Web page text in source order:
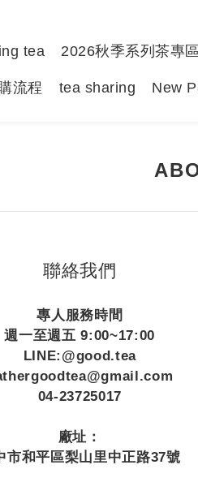
tea 2026秋季系列茶專區
流程 tea sharing New
聯絡我們
專人服務時間
週一至週五 9:00~17:00
LINE:@good.tea
04-23725017
廠址：
市和平區梨山里中正路37號